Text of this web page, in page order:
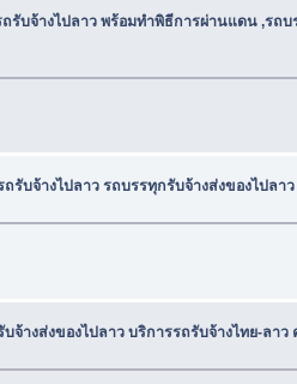
ถรับจ้างไปลาว พร้อมทำพิธีการผ่านแดน ,รถบ
ถรับจ้างไปลาว รถบรรทุกรับจ้างส่งของไปลา
บจ้างส่งของไปลาว บริการรถรับจ้างไทย-ลา